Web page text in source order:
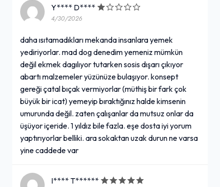
Y**** D****
4/30/2026
daha ısıtamadıkları mekanda insanlara yemek
yediriyorlar. mad dog denedim yemeniz mümkün
değil ekmek dagılıyor tutarken sosis dışarı çıkıyor
abartı malzemeler yüzünüze bulaşıyor. konsept
gereği çatal bıçak vermiyorlar (müthiş bir fark çok
büyük bir icat) yemeyip bıraktığınız halde kimsenin
umurunda değil. zaten çalışanlar da mutsuz onlar da
üşüyor içeride. 1 yıldız bile fazla. eşe dosta iyi yorum
yaptırıyorlar belliki. ara sokaktan uzak durun ne varsa
yine caddede var
I**** T******